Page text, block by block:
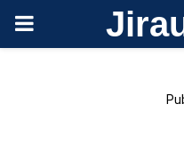
PRIMARY